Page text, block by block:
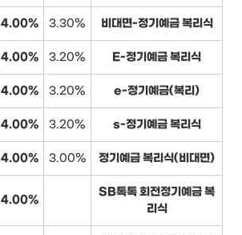
4.00% 3.30% 비대면-정기예금 복리식
4.00% 3.20% E-정기예금 복리식
4.00% 3.20% e-정기예금(복리)
4.00% 3.20% s-정기예금 복리식
4.00% 3.00% 정기예금 복리식(비대면)
4.00%
SB톡톡 회전정기예금 복
리식